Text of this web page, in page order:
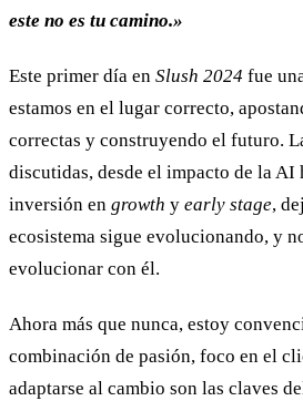
este no es tu camino.»
Este primer día en Slush 2024 fue
estamos en el lugar correcto,
correctas y construyendo el futuro.
discutidas, desde el impacto de la AI
inversión en growth y early stage,
ecosistema sigue evolucionando, y
evolucionar con él.
Ahora más que nunca, estoy
combinación de pasión, foco en el
adaptarse al cambio son las claves